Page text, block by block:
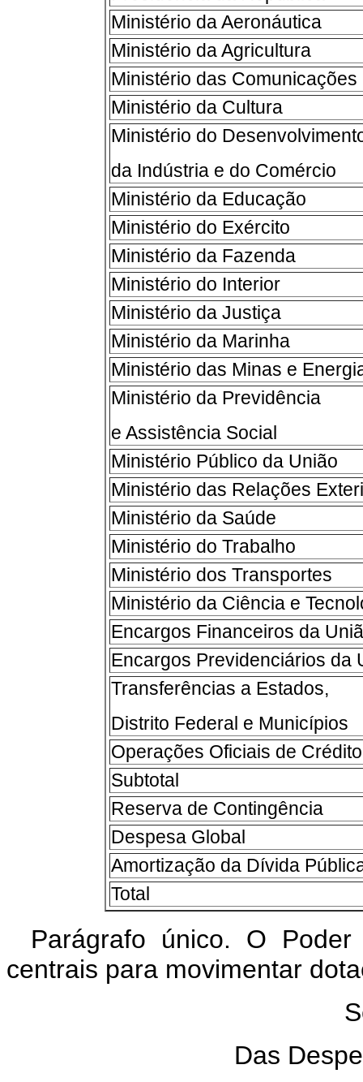
Ministério da Aeronáutica
Ministério da Agricultura
Ministério das Comunicações
Ministério da Cultura
Ministério do
da Indústria e do Comércio
Ministério da Educação
Ministério do Exército
Ministério da Fazenda
Ministério do Interior
Ministério da Justiça
Ministério da Marinha
Ministério das Minas e
Ministério da Previdência
e Assistência Social
Ministério Público da União
Ministério das Relações
Ministério da Saúde
Ministério do Trabalho
Ministério dos Transportes
Ministério da Ciência e
Encargos Financeiros da
Encargos Previdenciários da
Transferências a Estados,
Distrito Federal e Municípios
Operações Oficiais de Crédito
Subtotal
Reserva de Contingência
Despesa Global
Amortização da Dívida
Total
Parágrafo único. O
centrais para movimentar
Das